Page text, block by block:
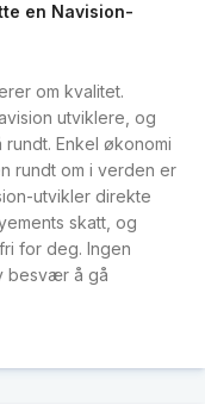
en Navision-
om kvalitet.
utviklere, og
Enkel økonomi
rundt om i verden er
utvikler direkte
skatt, og
for deg. Ingen
besvær å gå